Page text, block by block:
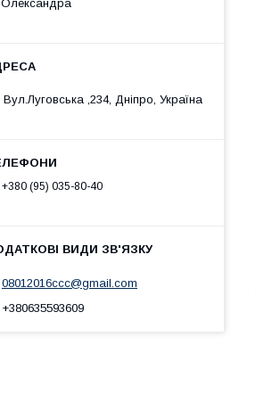
Олександра
Вул.Луговська ,234, Дніпро, Україна
+380 (95) 035-80-40
08012016ccc@gmail.com
+380635593609